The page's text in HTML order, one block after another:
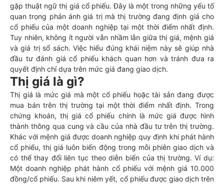
gặp thuật ngữ thị giá cổ phiếu. Đây là một trong những yếu tố
quan trọng phản ánh giá trị mà thị trường đang định giá cho
cổ phiếu của một doanh nghiệp tại một thời điểm nhất định.
Tuy nhiên, không ít người vẫn nhầm lẫn giữa thị giá, mệnh giá
và giá trị sổ sách. Việc hiểu đúng khái niệm này sẽ giúp nhà
đầu tư đánh giá cổ phiếu khách quan hơn và tránh đưa ra
quyết định chỉ dựa trên mức giá đang giao dịch.
Thị giá là gì?
Thị giá là mức giá mà một cổ phiếu hoặc tài sản đang được
mua bán trên thị trường tại một thời điểm nhất định. Trong
chứng khoán, thị giá cổ phiếu chính là mức giá được hình
thành thông qua cung và cầu của nhà đầu tư trên thị trường.
Khác với mệnh giá được doanh nghiệp quy định khi phát hành
cổ phiếu, thị giá luôn biến động trong mỗi phiên giao dịch và
có thể thay đổi liên tục theo diễn biến của thị trường. Ví dụ:
Một doanh nghiệp phát hành cổ phiếu với mệnh giá 10.000
đồng/cổ phiếu. Sau khi niêm yết, cổ phiếu được giao dịch trên